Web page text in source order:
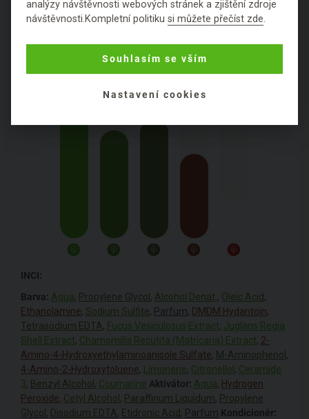
PRODUKTU
krémová
Obal:papírový
INCI:
Barva: Aqua, Propylene Glycol , Alcohol Denat. , Oleic Acid,
Ethanolamine, Sodium Sulfite, Parfum, DMDM Hydantoin,
Tetrasodium EDTA, Fucus Vesiculosus Extract, Juglans Regia
Shell Extract, Chamomilla Recutita (Matricaria) Extract, 2-
Amino-4-Hydroxyethylaminoanisole Sulfate, M-Aminophenol ,
4-Amino-2-Hydroxytoluene, Limonene, Citronellol , Ceramide
3, Benzyl Alcohol , Coumarine Aktivátor: Aqua, Hydrogen
Peroxide, Cetyl Alcohol , Paraffinum Liquidum, Propylene
Glycol , Disodium EDTA, Etidronic Acid, Parfum Kondicionér:
analýzy návštěvnosti webových stránek a zjištění zdroje
návštěvnosti.Kompletní politikusi můžete přečíst zde.
Souhlasím se vším
Nastavení cookies